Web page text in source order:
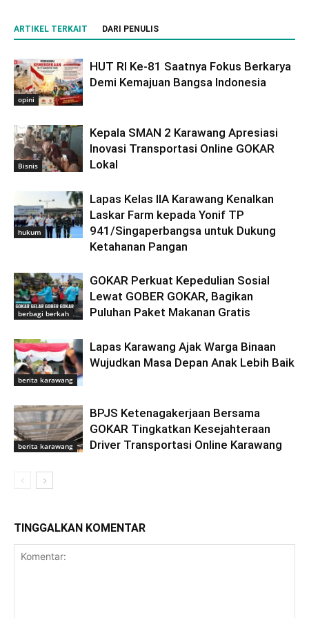
ARTIKEL TERKAIT DARI PENULIS
opini
HUT RI Ke-81 Saatnya Fokus Berkarya
Demi Kemajuan Bangsa Indonesia
Bisnis
Kepala SMAN 2 Karawang Apresiasi
Inovasi Transportasi Online GOKAR
Lokal
hukum
Lapas Kelas IIA Karawang Kenalkan
Laskar Farm kepada Yonif TP
941/Singaperbangsa untuk Dukung
Ketahanan Pangan
berbagi berkah
GOKAR Perkuat Kepedulian Sosial
Lewat GOBER GOKAR, Bagikan
Puluhan Paket Makanan Gratis
berita karawang
Lapas Karawang Ajak Warga Binaan
Wujudkan Masa Depan Anak Lebih Baik
berita karawang
BPJS Ketenagakerjaan Bersama
GOKAR Tingkatkan Kesejahteraan
Driver Transportasi Online Karawang
TINGGALKAN KOMENTAR